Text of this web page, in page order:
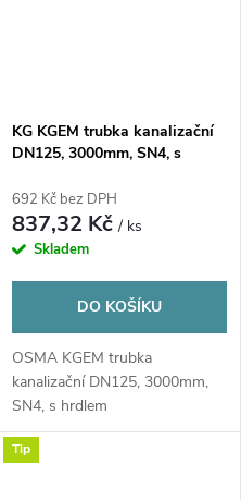
KG KGEM trubka kanalizační
DN125, 3000mm, SN4, s
692 Kč bez DPH
837,32 Kč/ ks
Skladem
DO KOŠÍKU
OSMA KGEM trubka
kanalizační DN125, 3000mm,
SN4, s hrdlem
Tip